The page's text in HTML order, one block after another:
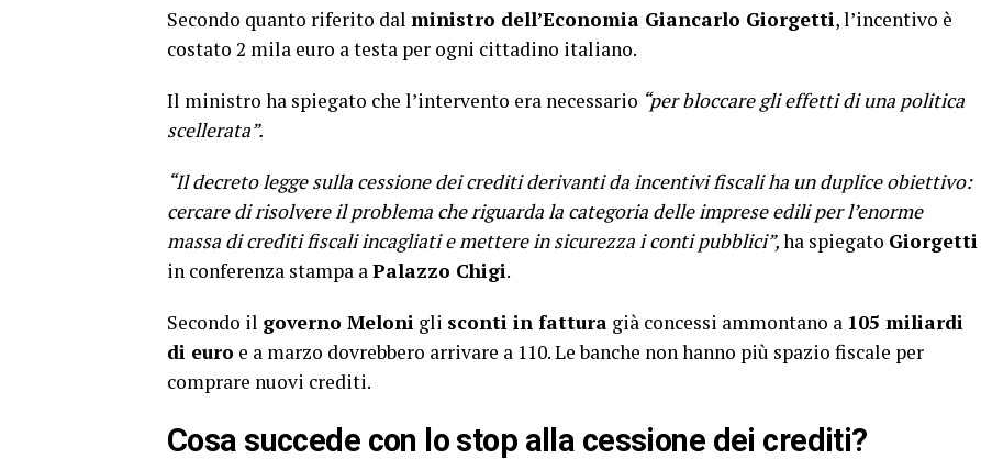
Secondo quanto riferito dal ministro dell’Economia Giancarlo Giorgetti, l’incentivo è
costato 2 mila euro a testa per ogni cittadino italiano.
Il ministro ha spiegato che l’intervento era necessario “per bloccare gli effetti di una politica
scellerata”.
“Il decreto legge sulla cessione dei crediti derivanti da incentivi fiscali ha un duplice obiettivo:
cercare di risolvere il problema che riguarda la categoria delle imprese edili per l’enorme
massa di crediti fiscali incagliati e mettere in sicurezza i conti pubblici”,ha spiegato Giorgetti
in conferenza stampa aPalazzo Chigi.
Secondo il governo Meloni gli sconti in fattura già concessi ammontano a 105 miliardi
di euro e a marzo dovrebbero arrivare a 110. Le banche non hanno più spazio fiscale per
comprare nuovi crediti.
Cosa succede con lo stop alla cessione dei crediti?